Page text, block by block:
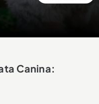
Canina: